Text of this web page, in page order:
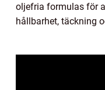
oljefria formulas för
hållbarhet, täckning